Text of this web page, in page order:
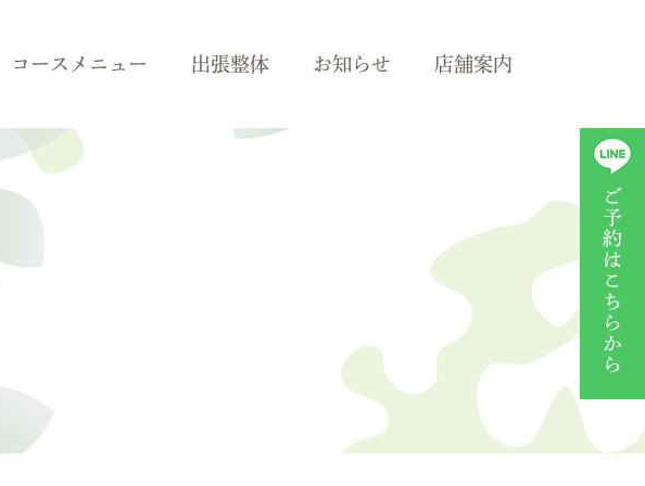
コースメニュー 出張整体 お知らせ 店舗案内